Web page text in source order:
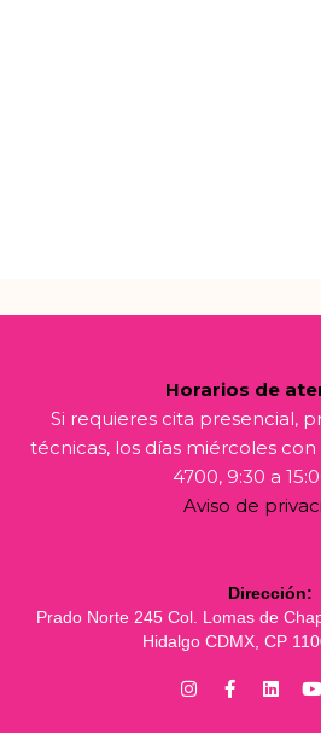
Horarios de
Si requieres cita presencial,
técnicas, los días miércoles
4700, 9:30 a
Aviso de
Dirección:
Prado Norte 245 Col. Lomas de
Hidalgo CDMX, CP